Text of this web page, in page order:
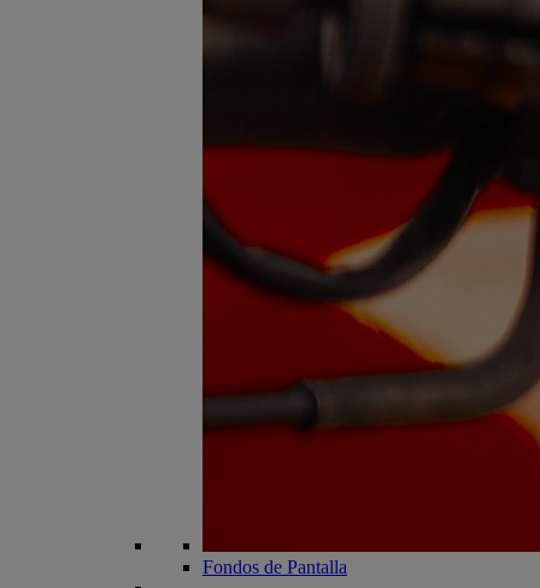
Fondos de Pantalla